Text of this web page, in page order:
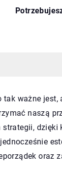
tak ważne jest,
naszą
dzięki
oraz